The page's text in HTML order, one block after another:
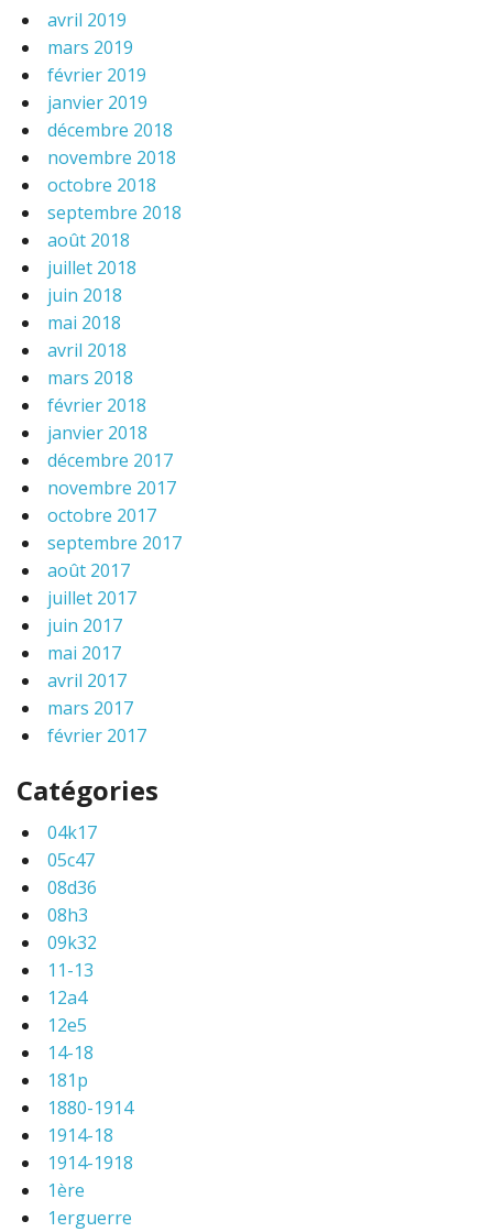
avril 2019
mars 2019
février 2019
janvier 2019
décembre 2018
novembre 2018
octobre 2018
septembre 2018
août 2018
juillet 2018
juin 2018
mai 2018
avril 2018
mars 2018
février 2018
janvier 2018
décembre 2017
novembre 2017
octobre 2017
septembre 2017
août 2017
juillet 2017
juin 2017
mai 2017
avril 2017
mars 2017
février 2017
Catégories
04k17
05c47
08d36
08h3
09k32
11-13
12a4
12e5
14-18
181p
1880-1914
1914-18
1914-1918
1ère
1erguerre